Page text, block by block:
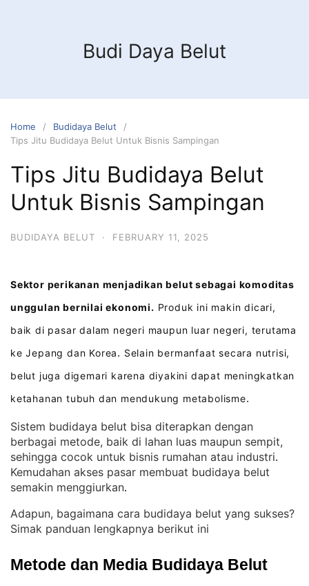
Budi Daya Belut
Home
Budidaya Belut
Tips Jitu Budidaya Belut Untuk Bisnis Sampingan
Tips Jitu Budidaya Belut
Untuk Bisnis Sampingan
BUDIDAYA BELUT · FEBRUARY 11, 2025
Sektor perikanan menjadikan belut sebagai komoditas
unggulan bernilai ekonomi. Produk ini makin dicari,
baik di pasar dalam negeri maupun luar negeri, terutama
ke Jepang dan Korea. Selain bermanfaat secara nutrisi,
belut juga digemari karena diyakini dapat meningkatkan
ketahanan tubuh dan mendukung metabolisme.
Sistem budidaya belut bisa diterapkan dengan
berbagai metode, baik di lahan luas maupun sempit,
sehingga cocok untuk bisnis rumahan atau industri
Kemudahan akses pasar membuat budidaya belut
semakin menggiurkan.
Adapun, bagaimana cara budidaya belut yang sukses?
Simak panduan lengkapnya berikut ini
Metode dan Media Budidaya Belut